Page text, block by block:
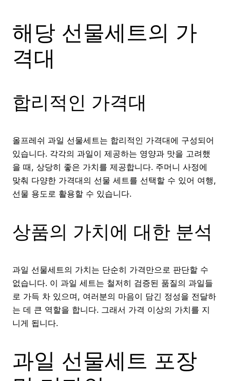
해당 선물세트의 가
격대
합리적인 가격대
올프레쉬 과일 선물세트는 합리적인 가격대에 구성되어
있습니다. 각각의 과일이 제공하는 영양과 맛을 고려했
을 때, 상당히 좋은 가치를 제공합니다. 주머니 사정에
맞춰 다양한 가격대의 선물 세트를 선택할 수 있어 여행,
선물 용도로 활용할 수 있습니다.
상품의 가치에 대한 분석
과일 선물세트의 가치는 단순히 가격만으로 판단할 수
없습니다. 이 과일 세트는 철저히 검증된 품질의 과일들
로 가득 차 있으며, 여러분의 마음이 담긴 정성을 전달하
는 데 큰 역할을 합니다. 그래서 가격 이상의 가치를 지
니게 됩니다.
과일 선물세트 포장